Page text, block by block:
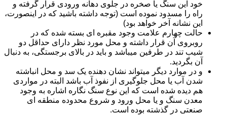
خود این سنگ یا صخره در جلوی دهانه ورودی قرار گرفته و
راه را مسدود نموده است (توجه داشته باشید که در اینصورت،
این نشانه آخر خواهد بود)
حالت چهارم علامت وجود مقبره ای بسته شده که در
روبروی آن قرار داشته و محل مورد نظر دارای حداقل دو
شیب تند در طرفین میباشد و باید در بالای برجستگی، به دنبال
آن بگردید.
و در موارد دیگر میتواند نشان دهنده یک سد و محل انباشته
شدن آب یا محل جلوگیری از نفوذ آب باشد البته در مواردی
هم دیده شده است که این نوع سنگ نگاره اشاره به وجود
معدن سنگ و یا محل ورود و شروع محدوده منطقه ای
صنعتی در گذشته بوده است.